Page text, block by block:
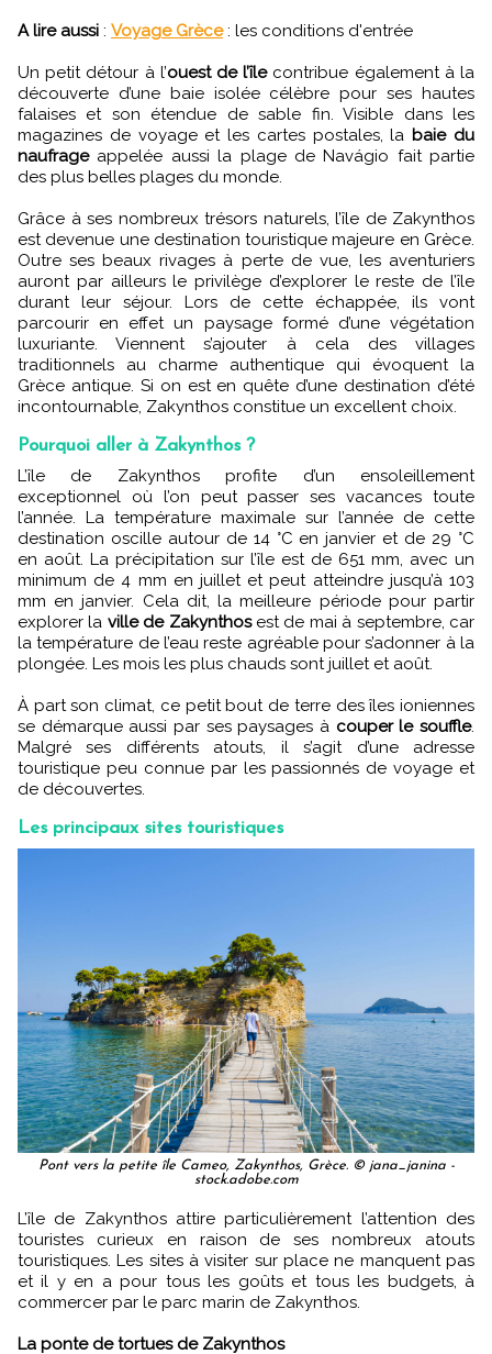
A lire aussi : Voyage Grèce: les conditions d'entrée
Un petit détour à l’ouest de l’îlecontribue également à la
découverte d’une baie isolée célèbre pour ses hautes
falaises et son étendue de sable fin. Visible dans les
magazines de voyage et les cartes postales, la baie du
naufrageappelée aussi la plage de Navágio fait partie
des plus belles plages du monde.
Grâce à ses nombreux trésors naturels, l’île de Zakynthos
est devenue une destination touristique majeure en Grèce.
Outre ses beaux rivages à perte de vue, les aventuriers
auront par ailleurs le privilège d’explorer le reste de l’île
durant leur séjour. Lors de cette échappée, ils vont
parcourir en effet un paysage formé d’une végétation
luxuriante. Viennent s’ajouter à cela des villages
traditionnels au charme authentique qui évoquent la
Grèce antique. Si on est en quête d’une destination d’été
incontournable, Zakynthos constitue un excellent choix.
Pourquoi aller à Zakynthos ?
L’île de Zakynthos profite d’un ensoleillement
exceptionnel où l’on peut passer ses vacances toute
l’année. La température maximale sur l’année de cette
destination oscille autour de 14 °C en janvier et de 29 °C
en août. La précipitation sur l’île est de 651 mm, avec un
minimum de 4 mm en juillet et peut atteindre jusqu’à 103
mm en janvier. Cela dit, la meilleure période pour partir
explorer la ville de Zakynthosest de mai à septembre, car
la température de l’eau reste agréable pour s’adonner à la
plongée. Les mois les plus chauds sont juillet et août.
À part son climat, ce petit bout de terre des îles ioniennes
se démarque aussi par ses paysages à couper le souffle.
Malgré ses différents atouts, il s’agit d’une adresse
touristique peu connue par les passionnés de voyage et
de découvertes.
Les principaux sites touristiques
Pont vers la petite île Cameo, Zakynthos, Grèce. © jana_janina -
stock.adobe.com
L’île de Zakynthos attire particulièrement l’attention des
touristes curieux en raison de ses nombreux atouts
touristiques. Les sites à visiter sur place ne manquent pas
et il y en a pour tous les goûts et tous les budgets, à
commercer par le parc marin de Zakynthos.
La ponte de tortues de Zakynthos